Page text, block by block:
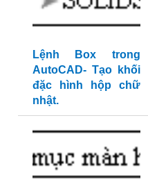
Lệnh Box trong
AutoCAD- Tạo khối
đặc hình hộp chữ
nhật.